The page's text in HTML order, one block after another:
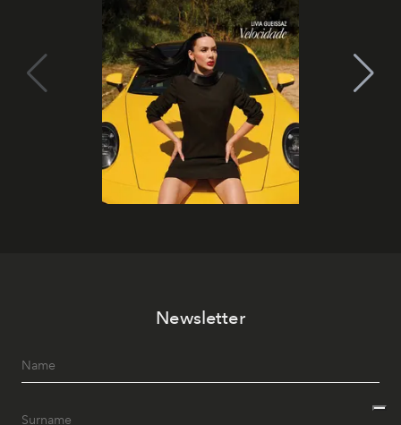
Newsletter